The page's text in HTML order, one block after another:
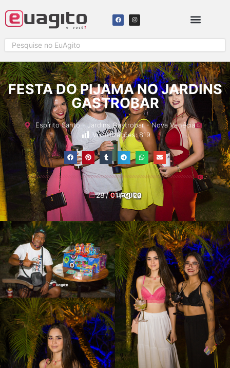
FESTA DO PIJAMA NO JARDINS
GASTROBAR
Espírito Santo-Jardins Gastrobar-Nova Venécia
Visualizações: 819
28/ 01/ 2022